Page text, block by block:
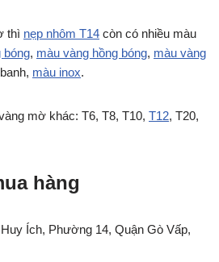
thì nẹp nhôm T14 còn có nhiều màu
bóng, màu vàng hồng bóng, màu vàng
màu inox.
mờ khác: T6, T8, T10, T12, T20,
hàng
Ích, Phường 14, Quận Gò Vấp,